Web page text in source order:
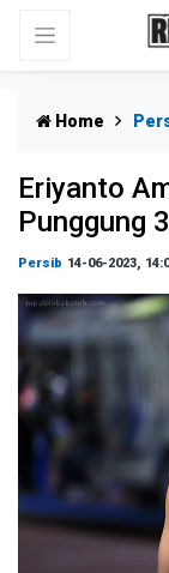
Home
Eriyanto
Punggung
Persib 14-06-2023,